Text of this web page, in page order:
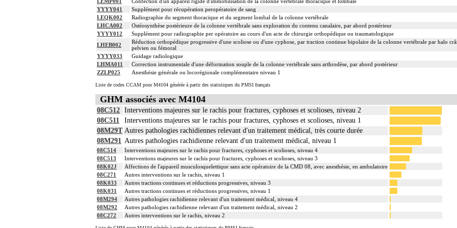
YYYY041
Supplément pour récupération peropératoire de sang
LEQK002
Radiographie du segment thoracique et du segment lombal de la colonne vertébrale
LHCA002
Ostéosynthèse postérieure de la colonne vertébrale sans exploration du contenu canalaire, par abord postérieur
YYYY012
Supplément pour radiographie per opératoire au cours d'un acte de chirurgie orthopédique ou traumatologique
LHEB002
Réduction orthopédique progressive d'une scoliose ou d'une cyphose, par traction continue bipolaire de la colonne vertébrale par halo
pelvien ou fémoral
YYYY033
Guidage radiologique
LHMA011
Correction instrumentale d'une déformation souple de la colonne vertébrale sans arthrodèse, par abord postérieur
ZZLP025
Anesthésie générale ou locorégionale complémentaire niveau 1
Liste de codes CCAM pour M4104 générée à partir des statistiques du PMSI français
GHM associés avec M4104
08C512 Interventions majeures sur le rachis pour fractures, cyphoses et scolioses, niveau 2
08C511
Interventions majeures sur le rachis pour fractures, cyphoses et scolioses, niveau 1
08M29T Autres pathologies rachidiennes relevant d'un traitement médical, très courte durée
08M291
Autres pathologies rachidienne relevant d'un traitement médical, niveau 1
08C514
Interventions majeures sur le rachis pour fractures, cyphoses et scolioses, niveau 4
08C513
Interventions majeures sur le rachis pour fractures, cyphoses et scolioses, niveau 3
08K02J
Affections de l'appareil musculosquelettique sans acte opératoire de la CMD 08, avec anesthésie, en ambulatoire
08C271
Autres interventions sur le rachis, niveau 1
08K033
Autres tractions continues et réductions progressives, niveau 3
08K031
Autres tractions continues et réductions progressives, niveau 1
08M294
Autres pathologies rachidienne relevant d'un traitement médical, niveau 4
08M292
Autres pathologies rachidienne relevant d'un traitement médical, niveau 2
08C272
Autres interventions sur le rachis, niveau 2